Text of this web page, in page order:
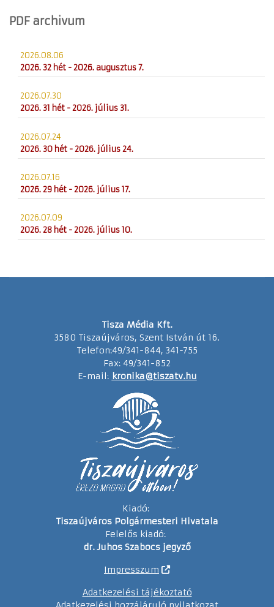
PDF archivum
2026.08.06
2026. 32 hét - 2026. augusztus 7.
2026.07.30
2026. 31 hét - 2026. július 31.
2026.07.24
2026. 30 hét - 2026. július 24.
2026.07.16
2026. 29 hét - 2026. július 17.
2026.07.09
2026. 28 hét - 2026. július 10.
Tisza Média Kft.
3580 Tiszaújváros, Szent István út 16.
Telefon:49/341-844, 341-755
Fax: 49/341-852
E-mail: kronika@tiszatv.hu
Kiadó:
Tiszaújváros Polgármesteri Hivatala
Felelős kiadó:
dr. Juhos Szabocs jegyző
Impresszum
Adatkezelési tájékoztató